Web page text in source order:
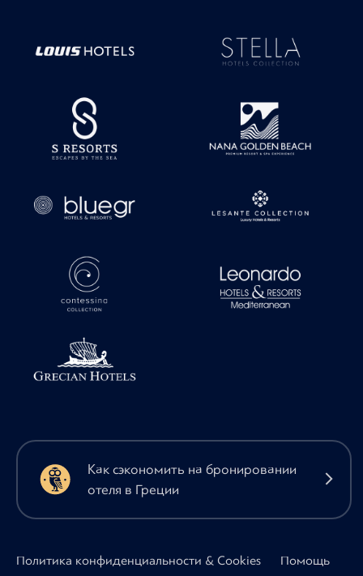
Как сэкономить на бронировании
отеля в Греции
Политика конфиденциальности & Cookies Помощь